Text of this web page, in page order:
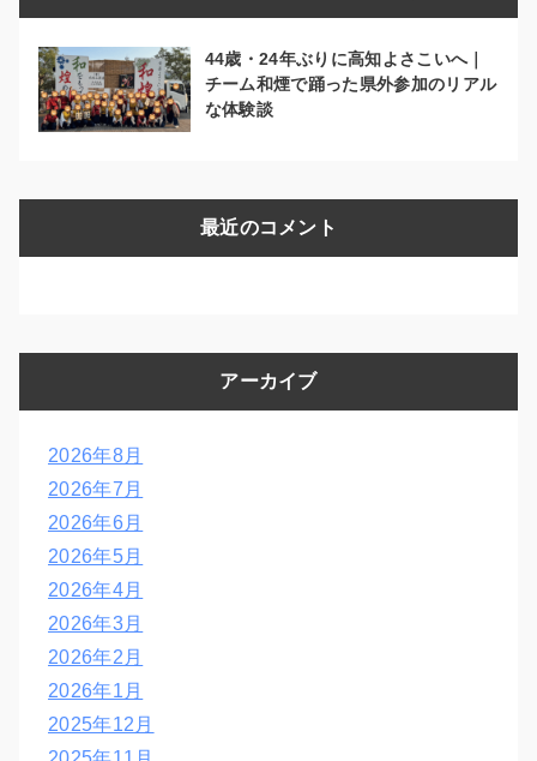
44歳・24年ぶりに高知よさこいへ｜
チーム和煙で踊った県外参加のリアル
な体験談
最近のコメント
アーカイブ
2026年8月
2026年7月
2026年6月
2026年5月
2026年4月
2026年3月
2026年2月
2026年1月
2025年12月